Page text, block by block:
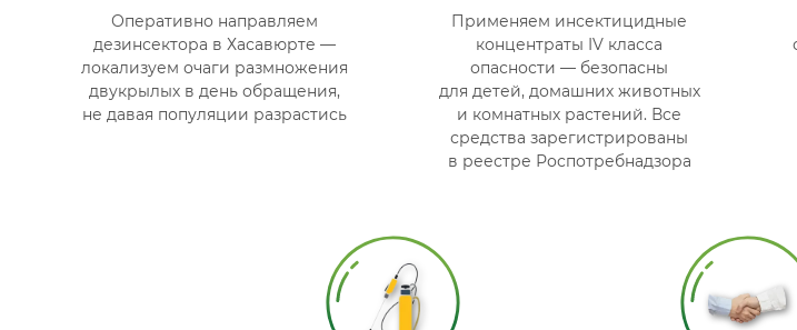
Оперативно направляем
дезинсектора в Хасавюрте —
локализуем очаги размножения
двукрылых в день обращения,
не давая популяции разрастись
Применяем инсектицидные
концентраты IV класса
опасности — безопасны
для детей, домашних животных
и комнатных растений. Все
средства зарегистрированы
в реестре Роспотребнадзора